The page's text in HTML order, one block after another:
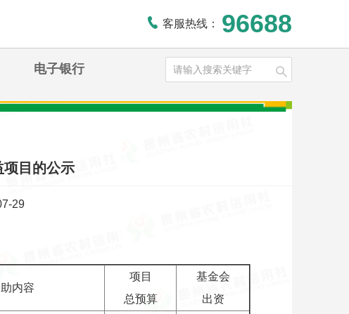
客服热线： 96688
电子银行
项目的公示
29
内容
项目
总预算
基金会
出资